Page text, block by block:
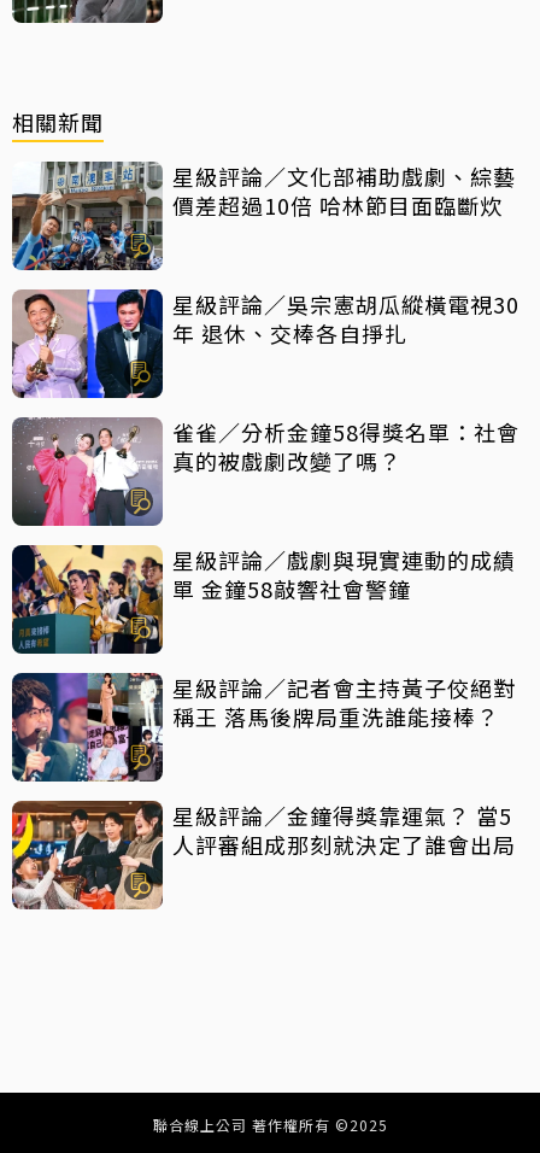
相關新聞
星級評論／文化部補助戲劇、綜藝
價差超過10倍 哈林節目面臨斷炊
星級評論／吳宗憲胡瓜縱橫電視30
年 退休、交棒各自掙扎
雀雀／分析金鐘58得獎名單：社會
真的被戲劇改變了嗎？
星級評論／戲劇與現實連動的成績
單 金鐘58敲響社會警鐘
星級評論／記者會主持黃子佼絕對
稱王 落馬後牌局重洗誰能接棒？
星級評論／金鐘得獎靠運氣？ 當5
人評審組成那刻就決定了誰會出局
聯合線上公司 著作權所有 ©2025